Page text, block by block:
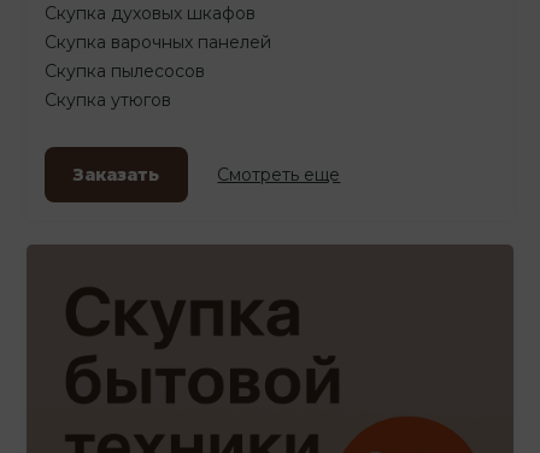
Скупка духовых шкафов
Скупка варочных панелей
Скупка пылесосов
Скупка утюгов
Заказать Смотреть еще